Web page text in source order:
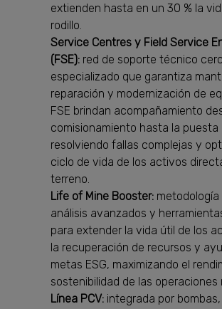
extienden hasta en un 30 % la
rodillo.
Service Centres y Field Service
(FSE): red de soporte técnico
especializado que garantiza
reparación y modernización de
FSE brindan acompañamiento
comisionamiento hasta la puesta
resolviendo fallas complejas y
ciclo de vida de los activos
terreno.
Life of Mine Booster:
análisis avanzados y
para extender la vida útil de los
la recuperación de recursos y
metas ESG, maximizando el
sostenibilidad de las operaciones
Línea PCV: integrada por